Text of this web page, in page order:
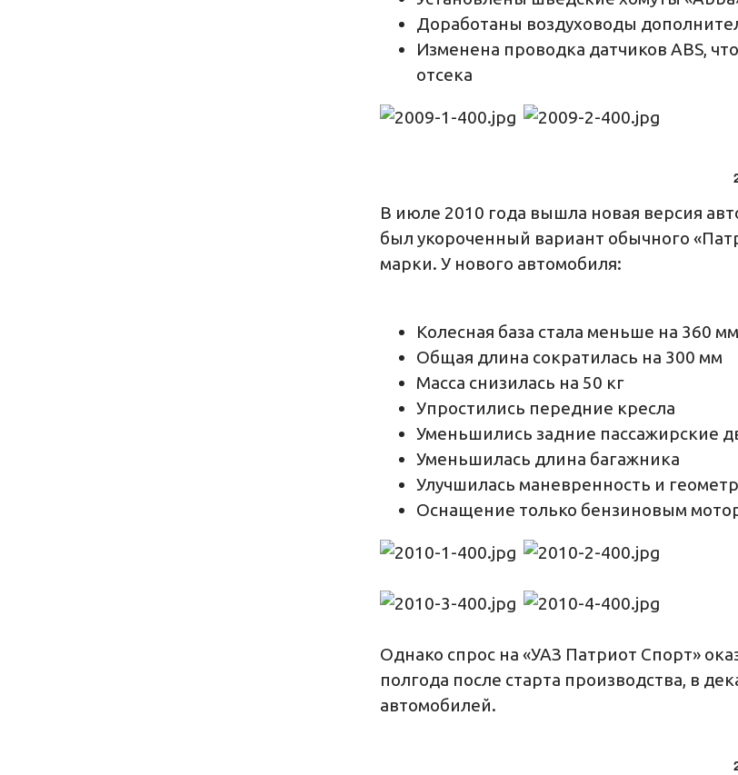
Доработаны воздуховоды
Изменена проводка датчиков ABS,
отсека
В июле 2010 года вышла новая версия
был укороченный вариант обычного
марки. У нового автомобиля:
Колесная база стала меньше на 360 мм
Общая длина сократилась на 300 мм
Масса снизилась на 50 кг
Упростились передние кресла
Уменьшились задние пассажирские
Уменьшилась длина багажника
Улучшилась маневренность и
Оснащение только бензиновым
Однако спрос на «УАЗ Патриот Спорт»
полгода после старта производства, в
автомобилей.